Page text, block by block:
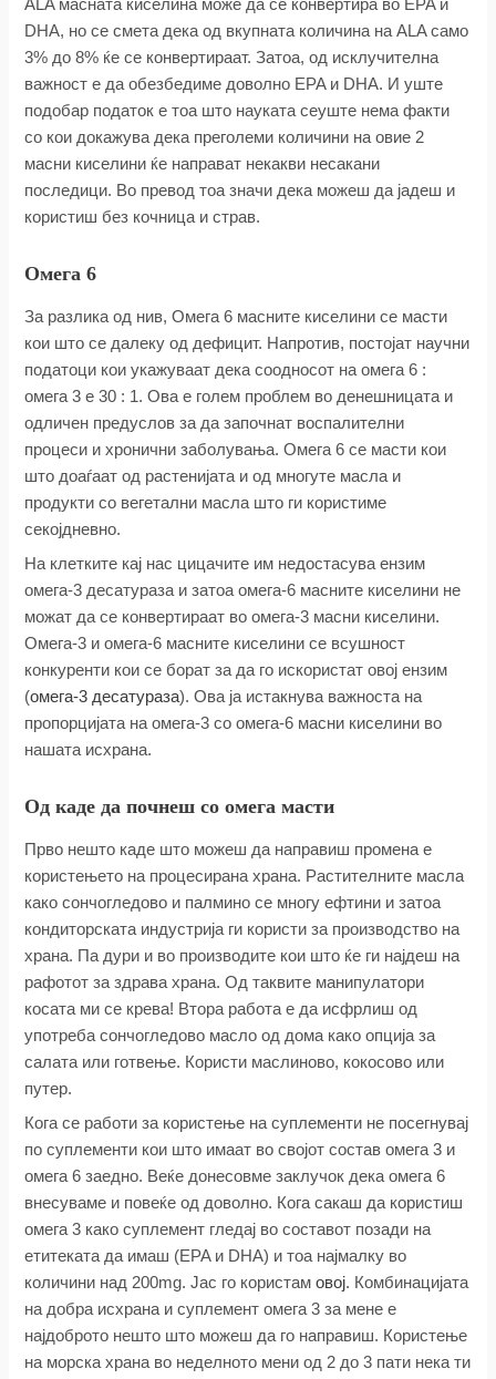
ALA масната киселина може да се конвертира во EPA и
DHA, но се смета дека од вкупната количина на ALA само
3% до 8% ќе се конвертираат. Затоа, од исклучителна
важност е да обезбедиме доволно EPA и DHA. И уште
подобар податок е тоа што науката сеуште нема факти
со кои докажува дека преголеми количини на овие 2
масни киселини ќе направат некакви несакани
последици. Во превод тоа значи дека можеш да јадеш и
користиш без кочница и страв.
Омега 6
За разлика од нив, Омега 6 масните киселини се масти
кои што се далеку од дефицит. Напротив, постојат научни
податоци кои укажуваат дека соодносот на омега 6 :
омега 3 е 30 : 1. Ова е голем проблем во денешницата и
одличен предуслов за да започнат воспалителни
процеси и хронични заболувања. Омега 6 се масти кои
што доаѓаат од растенијата и од многуте масла и
продукти со вегетални масла што ги користиме
секојдневно.
На клетките кај нас цицачите им недостасува ензим
омега-3 десатураза и затоа омега-6 масните киселини не
можат да се конвертираат во омега-3 масни киселини.
Омега-3 и омега-6 масните киселини се всушност
конкуренти кои се борат за да го искористат овој ензим
(омега-3 десатураза). Ова ја истакнува важноста на
пропорцијата на омега-3 со омега-6 масни киселини во
нашата исхрана.
Од каде да почнеш со омега масти
Прво нешто каде што можеш да направиш промена е
користењето на процесирана храна. Растителните масла
како сончогледово и палмино се многу ефтини и затоа
кондиторската индустрија ги користи за производство на
храна. Па дури и во производите кои што ќе ги најдеш на
рафотот за здрава храна. Од таквите манипулатори
косата ми се крева! Втора работа е да исфрлиш од
употреба сончогледово масло од дома како опција за
салата или готвење. Користи маслиново, кокосово или
путер.
Кога се работи за користење на суплементи не посегнувај
по суплементи кои што имаат во својот состав омега 3 и
омега 6 заедно. Веќе донесовме заклучок дека омега 6
внесуваме и повеќе од доволно. Кога сакаш да користиш
омега 3 како суплемент гледај во составот позади на
етитеката да имаш (EPA и DHA) и тоа најмалку во
количини над 200mg. Јас го користамовој. Комбинацијата
на добра исхрана и суплемент омега 3 за мене е
најдоброто нешто што можеш да го направиш. Користење
на морска храна во неделното мени од 2 до 3 пати нека ти